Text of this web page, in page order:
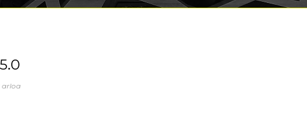
arloa